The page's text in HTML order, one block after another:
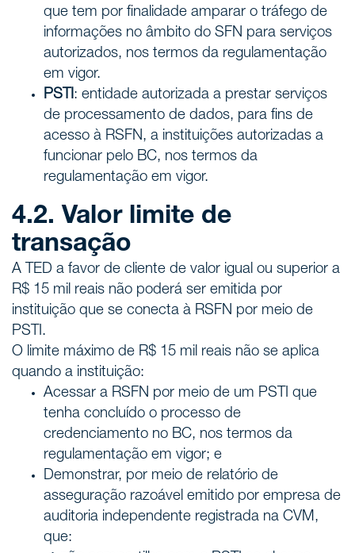
que tem por finalidade amparar o tráfego de
informações no âmbito do SFN para serviços
autorizados, nos termos da regulamentação
em vigor.
PSTI: entidade autorizada a prestar serviços
de processamento de dados, para fins de
acesso à RSFN, a instituições autorizadas a
funcionar pelo BC, nos termos da
regulamentação em vigor.
4.2. Valor limite de
transação
A TED a favor de cliente de valor igual ou superior a
R$ 15 mil reais não poderá ser emitida por
instituição que se conecta à RSFN por meio de
PSTI.
O limite máximo de R$ 15 mil reais não se aplica
quando a instituição:
Acessar a RSFN por meio de um PSTI que
tenha concluído o processo de
credenciamento no BC, nos termos da
regulamentação em vigor; e
Demonstrar, por meio de relatório de
asseguração razoável emitido por empresa de
auditoria independente registrada na CVM,
que: